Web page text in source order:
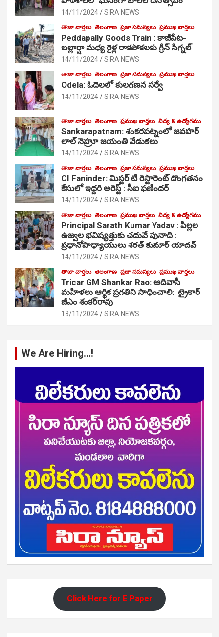
14/11/2024 SIRA NEWS
తాజా వార్తలు తెలంగాణ ప్రజా సమస్యలు ప్రముఖ వార్తలు
Peddapally Goods Train : కాజీపేట-
బల్లార్షా మధ్య రైళ్ల రాకపోకలకు గ్రీన్ సిగ్నల్
14/11/2024 SIRA NEWS
తాజా వార్తలు తెలంగాణ ప్రజా సమస్యలు ప్రముఖ వార్తలు
Odela: ఓదెలలో కులగణన సర్వే
14/11/2024 SIRA NEWS
తాజా వార్తలు తెలంగాణ ప్రముఖ వార్తలు విద్య & ఉద్యోగము
Sankarapatnam: శంకరపట్నంలో జవహర్
లాల్ నెహ్రూ జయంతి వేడుకలు
14/11/2024 SIRA NEWS
తాజా వార్తలు తెలంగాణ ప్రజా సమస్యలు ప్రముఖ వార్తలు
CI Faninder: మిస్టర్ టి రెస్టారెంట్ దొంగతనం
కేసులో ఇద్దరి అరెస్ట్ : సీఐ ఫణిందర్
14/11/2024 SIRA NEWS
తాజా వార్తలు తెలంగాణ ప్రముఖ వార్తలు విద్య & ఉద్యోగము
Principal Sarath Kumar Yadav : పిల్లల
ఉజ్వల భవిష్యత్తుకు చదువే పునాది :
ప్రధానోపాధ్యాయులు శరత్ కుమార్ యాదవ్
14/11/2024 SIRA NEWS
తాజా వార్తలు తెలంగాణ ప్రజా సమస్యలు ప్రముఖ వార్తలు
Tricar GM Shankar Rao: ఆదివాసీ
మహిళలు ఆర్థిక ప్రగతిని సాధించాలి: ట్రైకార్
జీఎం శంకర్‌రావు
13/11/2024 SIRA NEWS
We Are Hiring…!
Click Here for E Paper